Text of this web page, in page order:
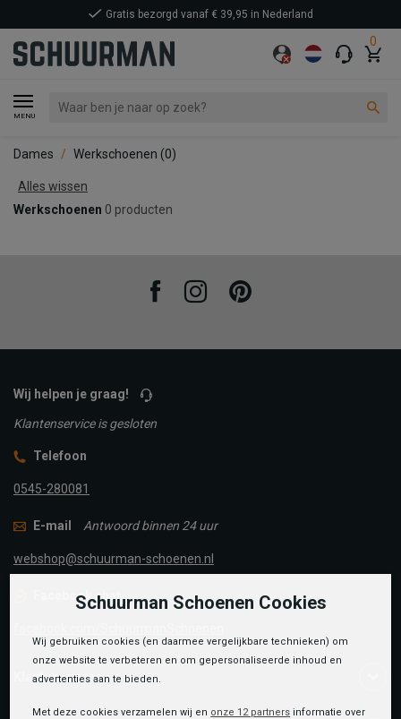
0
MENU
Gratis bezorgd vanaf € 39,95 in Nederland
Dames Werkschoenen (0)
Alles wissen
Werkschoenen 0 producten
FacebookInstagramPinterest
Wij helpen je graag!
Klantenservice is gesloten
Telefoon
0545-280081
E-mail Antwoord binnen 24 uur
webshop@schuurman-schoenen.nl
Facebook chat
Klantenservice
Schuurman Schoenen Cookies
Wij gebruiken cookies (en daarmee vergelijkbare technieken) om
onze website te verbeteren en om gepersonaliseerde inhoud en
advertenties aan te bieden.
Met deze cookies verzamelen wij en onze 12 partners informatie over